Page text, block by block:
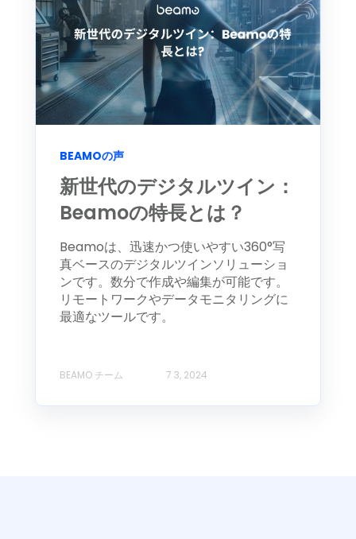
BEAMOの声
新世代のデジタルツイン：
Beamoの特長とは？
Beamoは、迅速かつ使いやすい360°写
真ベースのデジタルツインソリューショ
ンです。数分で作成や編集が可能です。
リモートワークやデータモニタリングに
最適なツールです。
BEAMO チーム 7 3, 2024